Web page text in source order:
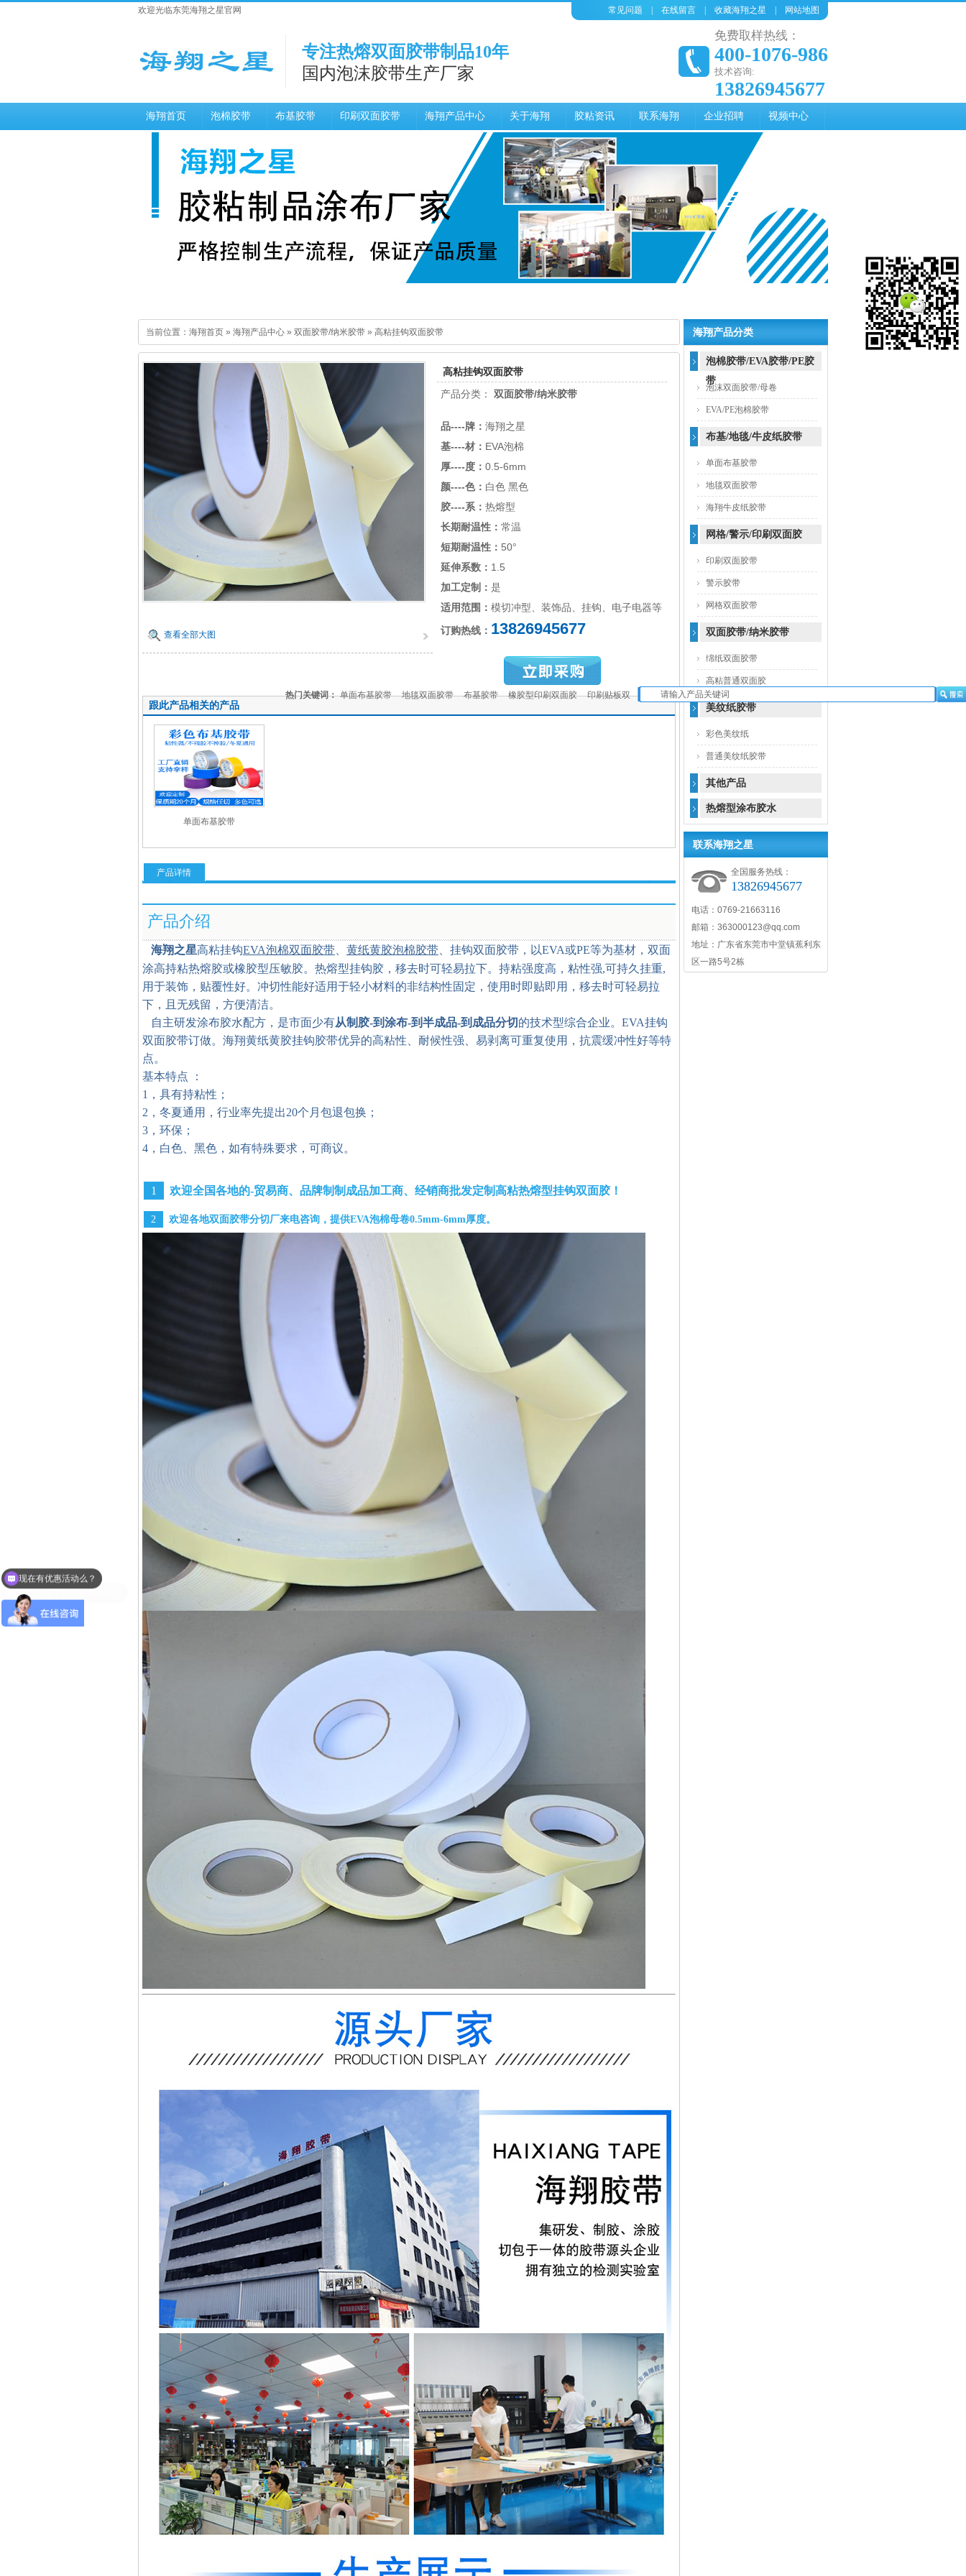
常见问题 在线留言 收藏海翔之星 网站地图
欢迎光临东莞海翔之星官网
专注热熔双面胶带制品10年
国内泡沫胶带生产厂家
免费取样热线：
400-1076-986
技术咨询:
13826945677
海翔首页 泡棉胶带 布基胶带 印刷双面胶带 海翔产品中心 关于海翔 胶粘资讯 联系海翔 企业招聘 视频中心
热门关键词： 单面布基胶带 地毯双面胶带 布基胶带 橡胶型印刷双面胶 印刷贴板双
当前位置： 海翔首页 » 海翔产品中心 » 双面胶带/纳米胶带 » 高粘挂钩双面胶带
查看全部大图
高粘挂钩双面胶带
产品分类： 双面胶带/纳米胶带
品----牌： 海翔之星
基----材： EVA泡棉
厚----度： 0.5-6mm
颜----色： 白色 黑色
胶----系： 热熔型
长期耐温性： 常温
短期耐温性： 50°
延伸系数： 1.5
加工定制： 是
适用范围： 模切冲型、装饰品、挂钩、电子电器等
订购热线： 13826945677
跟此产品相关的产品
单面布基胶带
产品详情
产品介绍
海翔之星高粘挂钩EVA泡棉双面胶带 黄纸黄胶泡棉胶带 、挂钩双面胶带，以EVA或PE等为基材，双面
涂高持粘热熔胶或橡胶型压敏胶。热熔型挂钩胶，移去时可轻易拉下。持粘强度高，粘性强,可持久挂重,
用于装饰，贴覆性好。冲切性能好适用于轻小材料的非结构性固定，使用时即贴即用，移去时可轻易拉
下，且无残留，方便清洁。
自主研发涂布胶水配方， 是市面少有从制胶-到涂布-到半成品-到成品分切 的技术型综合企业。EVA挂钩
双面胶带订做。海翔黄纸黄胶挂钩胶带优异的高粘性、耐候性强、易剥离可重复使用，抗震缓冲性好等特
点。
基本特点 ：
1，具有持粘性；
2，冬夏通用，行业率先提出20个月包退包换；
3，环保；
4，白色、黑色，如有特殊要求，可商议。
1 欢迎全国各地的-贸易商、 品牌制制 成品加工商、经销商批发定制高粘热熔型挂钩双面胶！
2 欢迎各地双面胶带分切厂来电咨询，提供EVA泡棉母卷0.5mm-6mm厚度。
海翔产品分类
泡棉胶带/EVA胶带/PE胶
带
泡沫双面胶带/母卷
EVA/PE泡棉胶带
布基/地毯/牛皮纸胶带
单面布基胶带
地毯双面胶带
海翔牛皮纸胶带
网格/警示/印刷双面胶
印刷双面胶带
警示胶带
网格双面胶带
双面胶带/纳米胶带
绵纸双面胶带
高粘普通双面胶
美纹纸胶带
彩色美纹纸
普通美纹纸胶带
其他产品
热熔型涂布胶水
联系海翔之星
全国服务热线：
13826945677
电话：0769-21663116
邮箱：363000123@qq.com
地址：广东省东莞市中堂镇蕉利东
区一路5号2栋
可以介绍下你们的产品么？